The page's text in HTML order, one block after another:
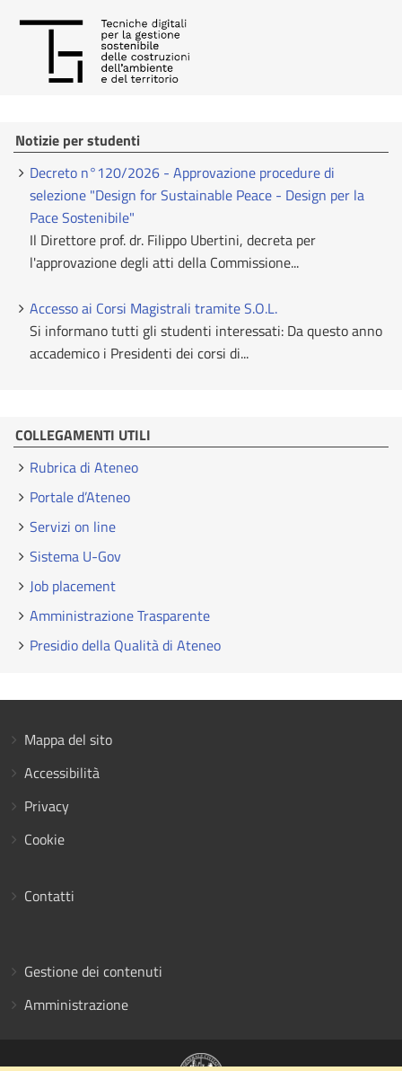
Notizie per studenti
Decreto n°120/2026 - Approvazione procedure di
selezione "Design for Sustainable Peace - Design per la
Pace Sostenibile"
Il Direttore prof. dr. Filippo Ubertini, decreta per
l'approvazione degli atti della Commissione...
Accesso ai Corsi Magistrali tramite S.O.L.
Si informano tutti gli studenti interessati: Da questo anno
accademico i Presidenti dei corsi di...
COLLEGAMENTI UTILI
Rubrica di Ateneo
Portale d’Ateneo
Servizi on line
Sistema U-Gov
Job placement
Amministrazione Trasparente
Presidio della Qualità di Ateneo
Mappa del sito
Accessibilità
Privacy
Cookie
Contatti
Gestione dei contenuti
Amministrazione